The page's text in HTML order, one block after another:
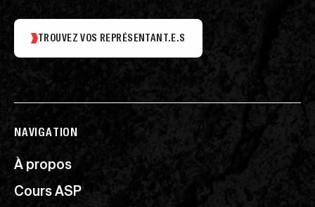
TROUVEZ VOS REPRÉSENTANT.E.S
NAVIGATION
À propos
Cours ASP